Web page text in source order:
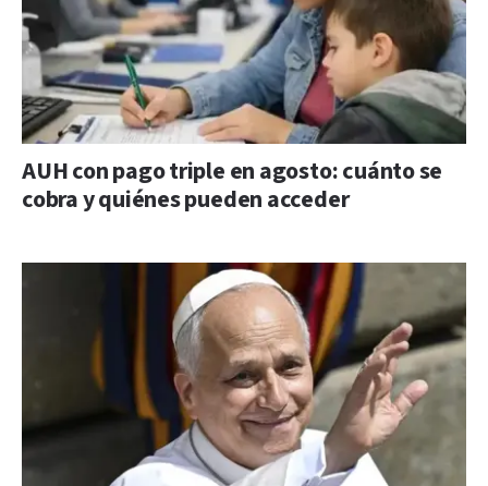
AUH con pago triple en agosto: cuánto se
cobra y quiénes pueden acceder